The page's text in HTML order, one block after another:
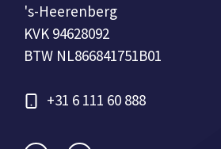
's-Heerenberg
KVK 94628092
BTW NL866841751B01
+31 6 111 60 888